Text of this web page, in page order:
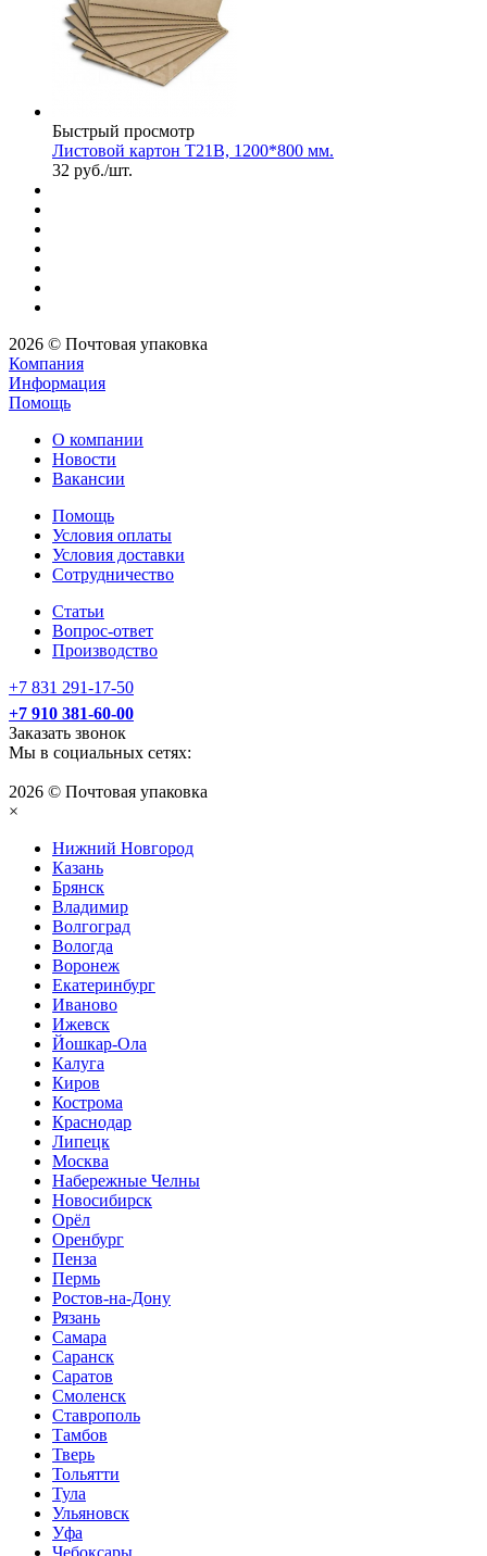
Быстрый просмотр
Листовой картон Т21В, 1200*800 мм.
32 руб./шт.
2026 © Почтовая упаковка
Компания
Информация
Помощь
О компании
Новости
Вакансии
Помощь
Условия оплаты
Условия доставки
Сотрудничество
Статьи
Вопрос-ответ
Производство
+7 831 291-17-50
+7 910 381-60-00
Заказать звонок
Мы в социальных сетях:
2026 © Почтовая упаковка
×
Нижний Нoвгород
Казань
Брянск
Владимир
Волгоград
Вологда
Воронеж
Екатеринбург
Иваново
Ижевск
Йошкар-Ола
Калуга
Киров
Кострома
Краснодар
Липецк
Москва
Набережные Челны
Новосибирск
Орёл
Оренбург
Пенза
Пермь
Ростов-на-Дону
Рязань
Самара
Саранск
Саратов
Смоленск
Ставрополь
Тамбов
Тверь
Тольятти
Тула
Ульяновск
Уфа